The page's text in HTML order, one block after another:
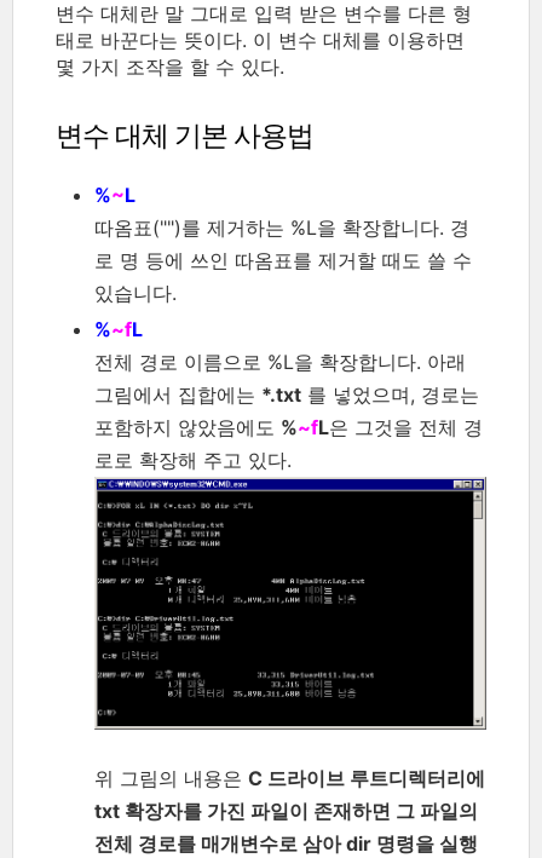
변수 대체란 말 그대로 입력 받은 변수를 다른 형
태로 바꾼다는 뜻이다. 이 변수 대체를 이용하면
몇 가지 조작을 할 수 있다.
변수 대체 기본 사용법
%~L
따옴표("")를 제거하는 %L을 확장합니다. 경
로 명 등에 쓰인 따옴표를 제거할 때도 쓸 수
있습니다.
%~fL
전체 경로 이름으로 %L을 확장합니다. 아래
그림에서 집합에는 *.txt 를 넣었으며, 경로는
포함하지 않았음에도 %~fL은 그것을 전체 경
로로 확장해 주고 있다.
위 그림의 내용은 C 드라이브 루트디렉터리에
txt 확장자를 가진 파일이 존재하면 그 파일의
전체 경로를 매개변수로 삼아 dir 명령을 실행